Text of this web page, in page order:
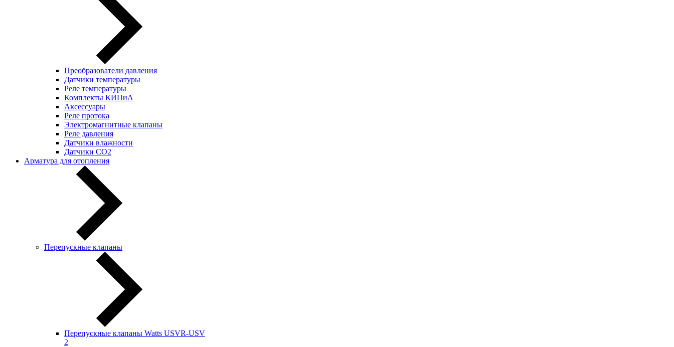
Преобразователи давления
Датчики температуры
Реле температуры
Комплекты КИПиА
Аксессуары
Реле протока
Электромагнитные клапаны
Реле давления
Датчики влажности
Датчики CO2
Арматура для отопления
Перепускные клапаны
Перепускные клапаны Watts USVR-USV
2